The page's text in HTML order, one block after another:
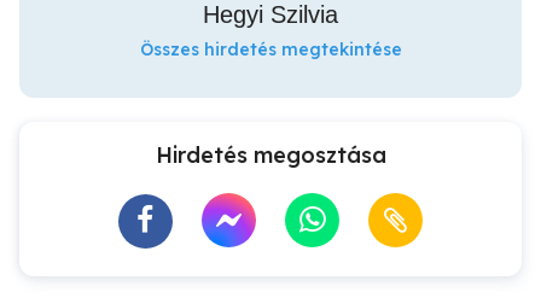
Hegyi Szilvia
Összes hirdetés megtekintése
Hirdetés megosztása